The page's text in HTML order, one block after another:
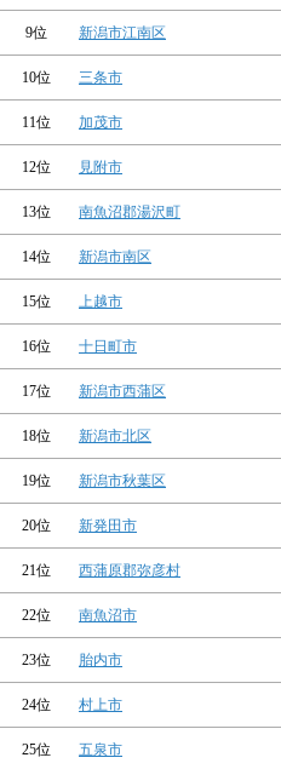
9位 新潟市江南区
10位 三条市
11位 加茂市
12位 見附市
13位 南魚沼郡湯沢町
14位 新潟市南区
15位 上越市
16位 十日町市
17位 新潟市西蒲区
18位 新潟市北区
19位 新潟市秋葉区
20位 新発田市
21位 西蒲原郡弥彦村
22位 南魚沼市
23位 胎内市
24位 村上市
25位 五泉市